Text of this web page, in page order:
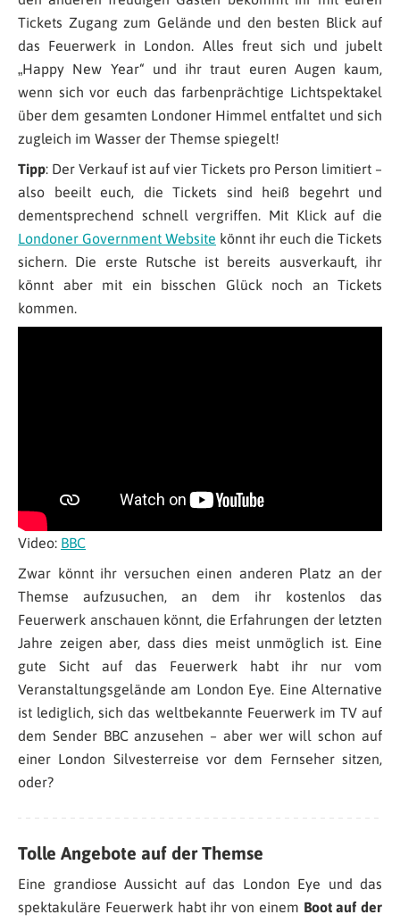
Tickets Zugang zum Gelände und den besten Blick auf
das Feuerwerk in London. Alles freut sich und jubelt
„Happy New Year“ und ihr traut euren Augen kaum,
wenn sich vor euch das farbenprächtige Lichtspektakel
über dem gesamten Londoner Himmel entfaltet und sich
zugleich im Wasser der Themse spiegelt!
Tipp: Der Verkauf ist auf vier Tickets pro Person limitiert –
also beeilt euch, die Tickets sind heiß begehrt und
dementsprechend schnell vergriffen. Mit Klick auf die
Londoner Government Website könnt ihr euch die Tickets
sichern. Die erste Rutsche ist bereits ausverkauft, ihr
könnt aber mit ein bisschen Glück noch an Tickets
kommen.
Video: BBC
Zwar könnt ihr versuchen einen anderen Platz an der
Themse aufzusuchen, an dem ihr kostenlos das
Feuerwerk anschauen könnt, die Erfahrungen der letzten
Jahre zeigen aber, dass dies meist unmöglich ist. Eine
gute Sicht auf das Feuerwerk habt ihr nur vom
Veranstaltungsgelände am London Eye. Eine Alternative
ist lediglich, sich das weltbekannte Feuerwerk im TV auf
dem Sender BBC anzusehen – aber wer will schon auf
einer London Silvesterreise vor dem Fernseher sitzen,
oder?
Tolle Angebote auf der Themse
Eine grandiose Aussicht auf das London Eye und das
spektakuläre Feuerwerk habt ihr von einem Boot auf der